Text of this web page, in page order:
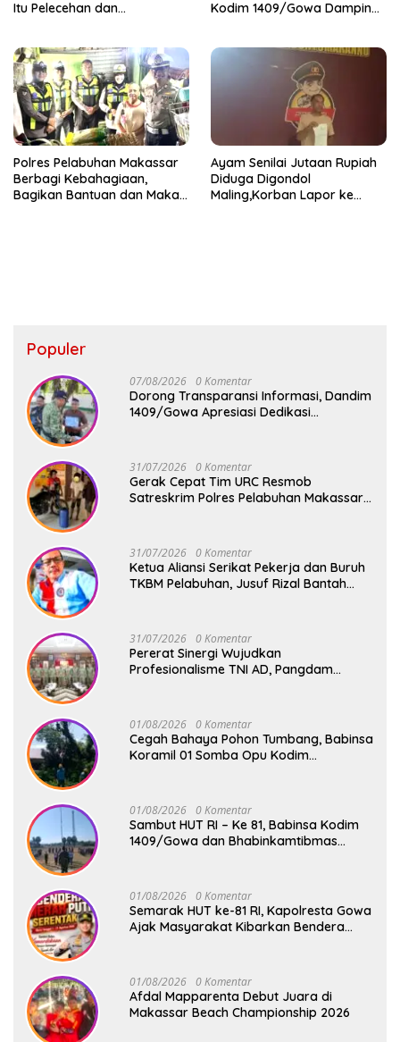
Itu Pelecehan dan
Kodim 1409/Gowa Dampingi
Polres Pelabuhan Makassar
Berbagi Kebahagiaan,
Bagikan Bantuan dan Makan
Ayam Senilai Jutaan Rupiah
Diduga Digondol
Maling,Korban Lapor ke
Populer
07/08/2026 0 Komentar
Dorong Transparansi Informasi, Dandim
1409/Gowa Apresiasi Dedikasi
31/07/2026 0 Komentar
Gerak Cepat Tim URC Resmob
Satreskrim Polres Pelabuhan Makassar
31/07/2026 0 Komentar
Ketua Aliansi Serikat Pekerja dan Buruh
TKBM Pelabuhan, Jusuf Rizal Bantah
31/07/2026 0 Komentar
Pererat Sinergi Wujudkan
Profesionalisme TNI AD, Pangdam
01/08/2026 0 Komentar
Cegah Bahaya Pohon Tumbang, Babinsa
Koramil 01 Somba Opu Kodim
Baddo
01/08/2026 0 Komentar
Sambut HUT RI – Ke 81, Babinsa Kodim
1409/Gowa dan Bhabinkamtibmas
01/08/2026 0 Komentar
Semarak HUT ke-81 RI, Kapolresta Gowa
Ajak Masyarakat Kibarkan Bendera
01/08/2026 0 Komentar
Afdal Mapparenta Debut Juara di
Makassar Beach Championship 2026